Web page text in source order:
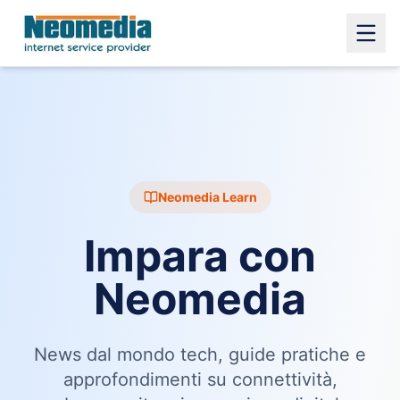
Neomedia Learn
Impara con
Neomedia
News dal mondo tech, guide pratiche e
approfondimenti su connettività,